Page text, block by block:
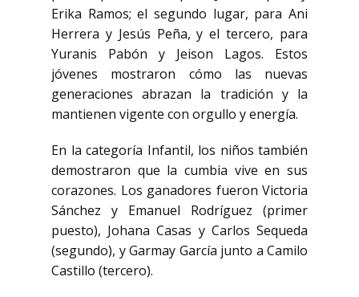
Erika Ramos; el segundo lugar, para Ani
Herrera y Jesús Peña, y el tercero, para
Yuranis Pabón y Jeison Lagos. Estos
jóvenes mostraron cómo las nuevas
generaciones abrazan la tradición y la
mantienen vigente con orgullo y energía.
En la categoría Infantil, los niños también
demostraron que la cumbia vive en sus
corazones. Los ganadores fueron Victoria
Sánchez y Emanuel Rodríguez (primer
puesto), Johana Casas y Carlos Sequeda
(segundo), y Garmay García junto a Camilo
Castillo (tercero).